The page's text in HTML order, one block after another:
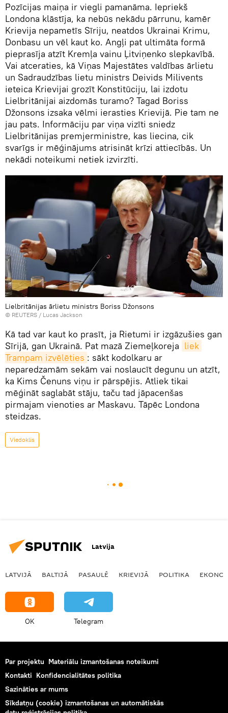
Pozīcijas maiņa ir viegli pamanāma. Iepriekš
Londona klāstīja, ka nebūs nekādu pārrunu, kamēr
Krievija nepametīs Sīriju, neatdos Ukrainai Krimu,
Donbasu un vēl kaut ko. Angļi pat ultimāta formā
pieprasīja atzīt Kremļa vainu Ļitviņenko slepkavībā.
Vai atceraties, kā Viņas Majestātes valdības ārlietu
un Sadraudzības lietu ministrs Deivids Milivents
ieteica Krievijai grozīt Konstitūciju, lai izdotu
Lielbritānijai aizdomās turamo? Tagad Boriss
Džonsons izsaka vēlmi ierasties Krievijā. Pie tam ne
jau pats. Informāciju par viņa vizīti sniedz
Lielbritānijas premjerministre, kas liecina, cik
svarīgs ir mēģinājums atrisināt krīzi attiecībās. Un
nekādi noteikumi netiek izvirzīti.
Lielbritānijas ārlietu ministrs Boriss Džonsons
© REUTERS / Lucas Jackson
Kā tad var kaut ko prasīt, ja Rietumi ir izgāzušies gan
Sīrijā, gan Ukrainā. Pat mazā Ziemeļkoreja liek
Trampam izvēlēties : sākt kodolkaru ar
neparedzamām sekām vai noslaucīt degunu un atzīt,
ka Kims Čenuns viņu ir pārspējis. Atliek tikai
mēģināt saglabāt stāju, taču tad jāpacenšas
pirmajam vienoties ar Maskavu. Tāpēc Londona
steidzas.
Viedoklis
Latvija
LATVIJĀ BALTIJĀ PASAULĒ KRIEVIJĀ POLITIKA
OK Telegram
Par projektu Materiālu izmantošanas noteikumi
Kontakti Konfidencialitātes politika
Sazināties ar mums
Sīkdatņu (cookie) izmantošanas un automātiskās